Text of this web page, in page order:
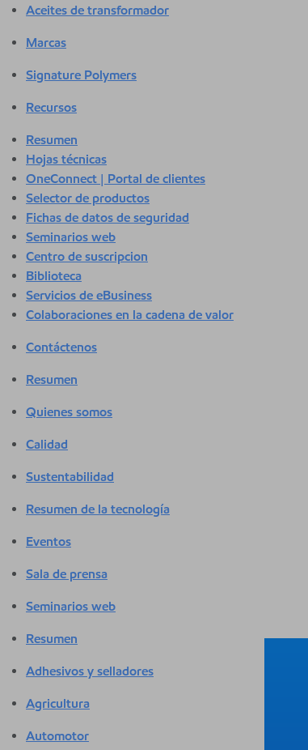
Aceites de transformador
Marcas
Signature Polymers
Recursos
Resumen
Hojas técnicas
OneConnect | Portal de clientes
Selector de productos
Fichas de datos de seguridad
Seminarios web
Centro de suscripcion
Biblioteca
Servicios de eBusiness
Colaboraciones en la cadena de valor
Contáctenos
Resumen
Quienes somos
Calidad
Sustentabilidad
Resumen de la tecnología
Eventos
Sala de prensa
Seminarios web
Resumen
Adhesivos y selladores
Agricultura
Automotor